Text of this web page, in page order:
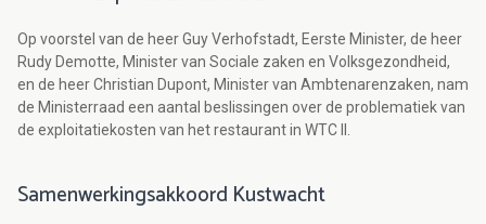
Op voorstel van de heer Guy Verhofstadt, Eerste Minister, de heer
Rudy Demotte, Minister van Sociale zaken en Volksgezondheid,
en de heer Christian Dupont, Minister van Ambtenarenzaken, nam
de Ministerraad een aantal beslissingen over de problematiek van
de exploitatiekosten van het restaurant in WTC II.
Samenwerkingsakkoord Kustwacht